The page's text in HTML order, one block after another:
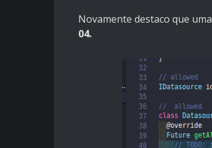
Novamente destaco que uma
04.